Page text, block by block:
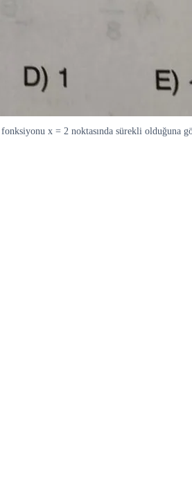
x = 2 noktasında sürekli olduğuna